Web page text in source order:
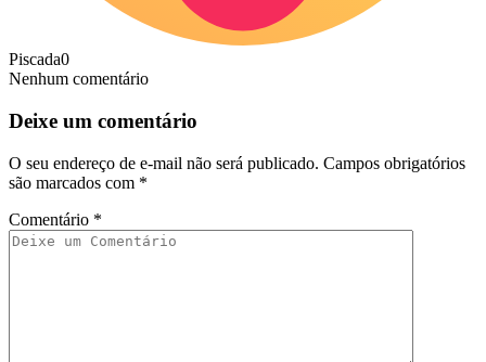
Piscada0
Nenhum comentário
Deixe um comentário
O seu endereço de e-mail não será publicado. Campos obrigatórios
são marcados com *
Comentário *